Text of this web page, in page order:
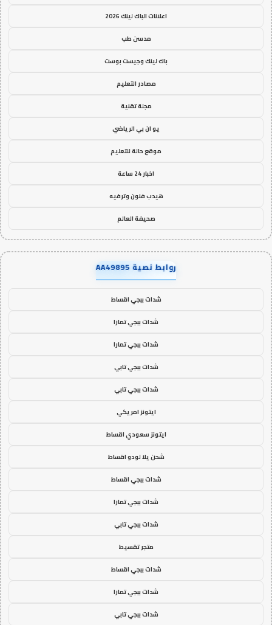
اعلانات الباك لينك 2026
مدسن طب
باك لينك وجيست بوست
مصادر التعليم
مجلة تقنية
يو ان بي الرياضي
موقع حالة للتعليم
اخبار 24 ساعة
هيدب فنون وترفيه
صحيفة العالم
روابط نصية AA49895
شدات ببجي اقساط
شدات ببجي تمارا
شدات ببجي تمارا
شدات ببجي تابي
شدات ببجي تابي
ايتونز امريكي
ايتونز سعودي اقساط
شحن يلا لودو اقساط
شدات ببجي اقساط
شدات ببجي تمارا
شدات ببجي تابي
متجر تقسيط
شدات ببجي اقساط
شدات ببجي تمارا
شدات ببجي تابي